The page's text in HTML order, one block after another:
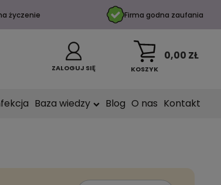
życzenie Firma godna zaufania
ZALOGUJ SIĘ KOSZYK
0,00 ZŁ
Baza wiedzy Blog O nas Kontakt